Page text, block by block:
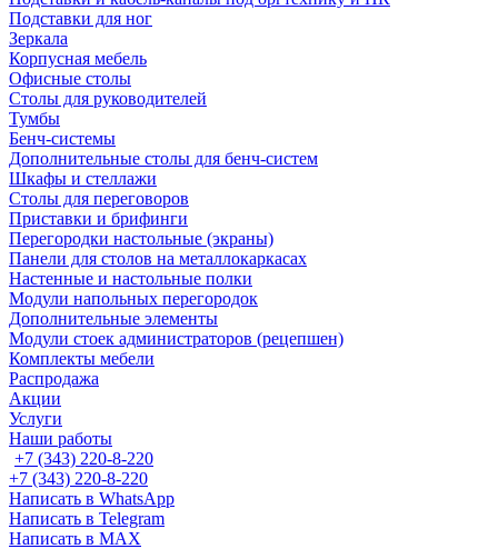
Подставки для ног
Зеркала
Корпусная мебель
Офисные столы
Столы для руководителей
Тумбы
Бенч-системы
Дополнительные столы для бенч-систем
Шкафы и стеллажи
Столы для переговоров
Приставки и брифинги
Перегородки настольные (экраны)
Панели для столов на металлокаркасах
Настенные и настольные полки
Модули напольных перегородок
Дополнительные элементы
Модули стоек администраторов (рецепшен)
Комплекты мебели
Распродажа
Акции
Услуги
Наши работы
+7 (343) 220-8-220
+7 (343) 220-8-220
Написать в WhatsApp
Написать в Telegram
Написать в MAX